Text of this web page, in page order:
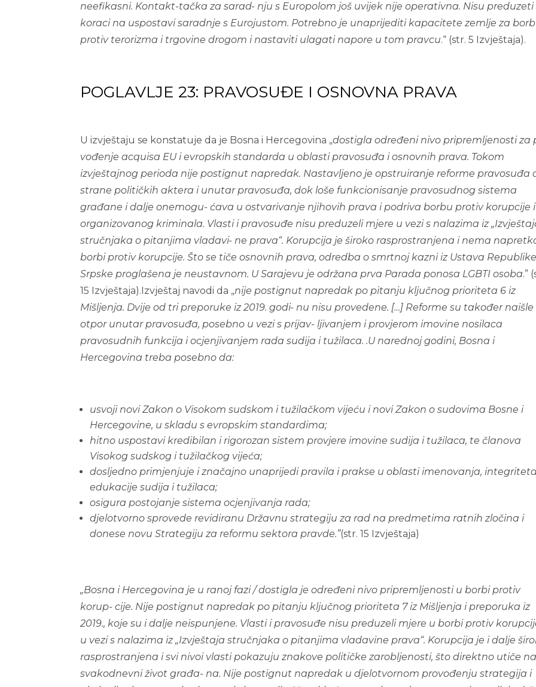
neefikasni. Kontakt-tačka za sarad- nju s Europolom još uvijek nije operativna. Nisu preduzeti
koraci na uspostavi saradnje s Eurojustom. Potrebno je unaprijediti kapacitete zemlje za
protiv terorizma i trgovine drogom i nastaviti ulagati napore u tom pravcu.“ (str. 5 Izvještaja).
POGLAVLJE 23: PRAVOSUĐE I OSNOVNA PRAVA
U izvještaju se konstatuje da je Bosna i Hercegovina „dostigla određeni nivo pripremljenosti za
vođenje acquisa EU i evropskih standarda u oblasti pravosuđa i osnovnih prava. Tokom
izvještajnog perioda nije postignut napredak. Nastavljeno je opstruiranje reforme pravosuđa
strane političkih aktera i unutar pravosuđa, dok loše funkcionisanje pravosudnog sistema
građane i dalje onemogu- ćava u ostvarivanje njihovih prava i podriva borbu protiv korupcije i
organizovanog kriminala. Vlasti i pravosuđe nisu preduzeli mjere u vezi s nalazima iz
stručnjaka o pitanjima vladavi- ne prava“. Korupcija je široko rasprostranjena i nema
borbi protiv korupcije. Što se tiče osnovnih prava, odredba o smrtnoj kazni iz Ustava
Srpske proglašena je neustavnom. U Sarajevu je održana prva Parada ponosa LGBTI osoba.”
15 Izvještaja).Izvještaj navodi da „nije postignut napredak po pitanju ključnog prioriteta 6 iz
Mišljenja. Dvije od tri preporuke iz 2019. godi- nu nisu provedene. […] Reforme su također
otpor unutar pravosuđa, posebno u vezi s prijav- ljivanjem i provjerom imovine nosilaca
pravosudnih funkcija i ocjenjivanjem rada sudija i tužilaca. .U narednoj godini, Bosna i
Hercegovina treba posebno da:
usvoji novi Zakon o Visokom sudskom i tužilačkom vijeću i novi Zakon o sudovima Bosne i
Hercegovine, u skladu s evropskim standardima;
hitno uspostavi kredibilan i rigorozan sistem provjere imovine sudija i tužilaca, te članova
Visokog sudskog i tužilačkog vijeća;
dosljedno primjenjuje i značajno unaprijedi pravila i prakse u oblasti imenovanja,
edukacije sudija i tužilaca;
osigura postojanje sistema ocjenjivanja rada;
djelotvorno sprovede revidiranu Državnu strategiju za rad na predmetima ratnih zločina i
donese novu Strategiju za reformu sektora pravde.”(str. 15 Izvještaja)
„Bosna i Hercegovina je u ranoj fazi / dostigla je određeni nivo pripremljenosti u borbi protiv
korup- cije. Nije postignut napredak po pitanju ključnog prioriteta 7 iz Mišljenja i preporuka iz
2019., koje su i dalje neispunjene. Vlasti i pravosuđe nisu preduzeli mjere u borbi protiv
u vezi s nalazima iz „Izvještaja stručnjaka o pitanjima vladavine prava“. Korupcija je i dalje
rasprostranjena i svi nivoi vlasti pokazuju znakove političke zarobljenosti, što direktno utiče
svakodnevni život građa- na. Nije postignut napredak u djelotvornom provođenju strategija i